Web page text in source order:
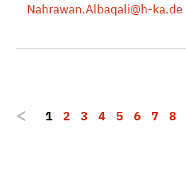
Nahrawan.Albaqali@h-ka.de
1 2 3 4 5 6 7 8